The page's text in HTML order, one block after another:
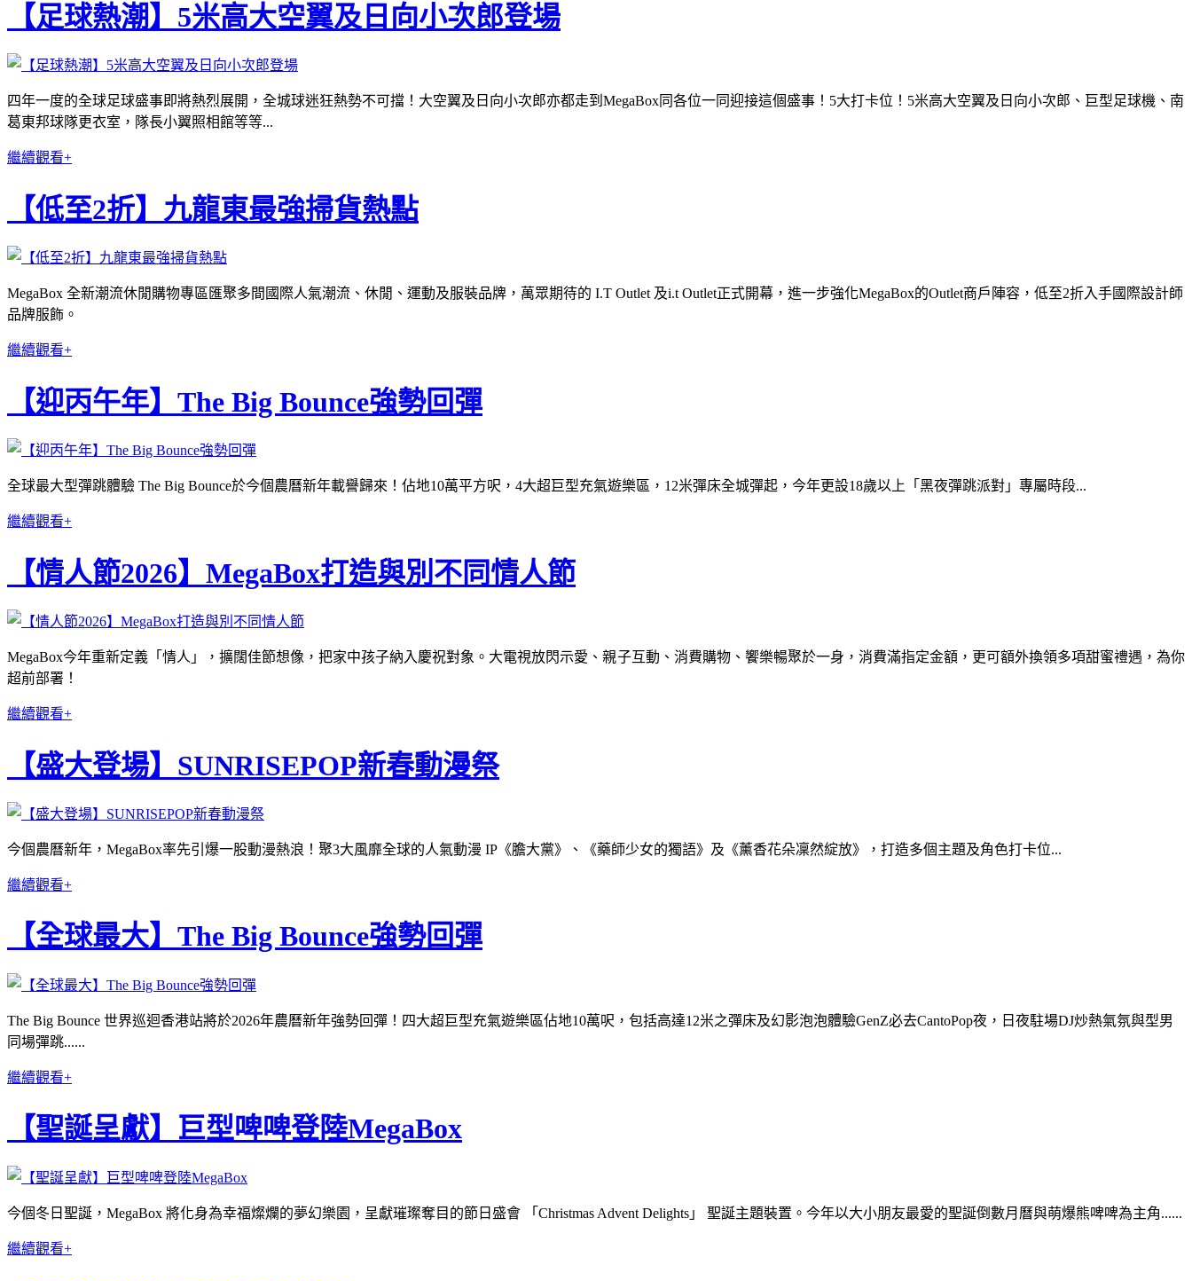
【足球熱潮】5米高大空翼及日向小次郎登場
四年一度的全球足球盛事即將熱烈展開，全城球迷狂熱勢不可擋！大空翼及日向小次郎亦都走到MegaBox同各位一同迎接這個盛事！5大打卡位！5米高大空翼及日向小次郎、巨型足球機、南
葛東邦球隊更衣室，隊長小翼照相館等等...
繼續觀看+
【低至2折】九龍東最強掃貨熱點
MegaBox 全新潮流休閒購物專區匯聚多間國際人氣潮流、休閒、運動及服裝品牌，萬眾期待的 I.T Outlet 及i.t Outlet正式開幕，進一步強化MegaBox的Outlet商戶陣容，低至2折入手國際設計師
品牌服飾。
繼續觀看+
【迎丙午年】The Big Bounce強勢回彈
全球最大型彈跳體驗 The Big Bounce於今個農曆新年載譽歸來！佔地10萬平方呎，4大超巨型充氣遊樂區，12米彈床全城彈起，今年更設18歲以上「黑夜彈跳派對」專屬時段...
繼續觀看+
【情人節2026】MegaBox打造與別不同情人節
MegaBox今年重新定義「情人」，擴闊佳節想像，把家中孩子納入慶祝對象。大電視放閃示愛、親子互動、消費購物、饗樂暢聚於一身，消費滿指定金額，更可額外換領多項甜蜜禮遇，為你
超前部署！
繼續觀看+
【盛大登場】SUNRISEPOP新春動漫祭
今個農曆新年，MegaBox率先引爆一股動漫熱浪！聚3大風靡全球的人氣動漫 IP《膽大黨》、《藥師少女的獨語》及《薰香花朵凜然綻放》，打造多個主題及角色打卡位...
繼續觀看+
【全球最大】The Big Bounce強勢回彈
The Big Bounce 世界巡迴香港站將於2026年農曆新年強勢回彈！四大超巨型充氣遊樂區佔地10萬呎，包括高達12米之彈床及幻影泡泡體驗GenZ必去CantoPop夜，日夜駐場DJ炒熱氣氛與型男
同場彈跳......
繼續觀看+
【聖誕呈獻】巨型啤啤登陸MegaBox
今個冬日聖誕，MegaBox 將化身為幸福燦爛的夢幻樂園，呈獻璀璨奪目的節日盛會 「Christmas Advent Delights」 聖誕主題裝置。今年以大小朋友最愛的聖誕倒數月曆與萌爆熊啤啤為主角......
繼續觀看+